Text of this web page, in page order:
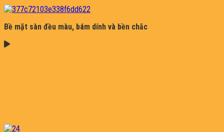
Bề mặt sàn đều màu, bám dính và bền chắc